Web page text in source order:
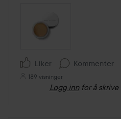
Liker Kommenter
189 visninger
Logg inn for å